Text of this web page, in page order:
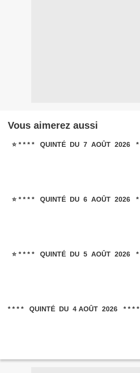
Vous aimerez aussi
* * * * QUINTÉ DU 4 AOÛT 2026 * * * *